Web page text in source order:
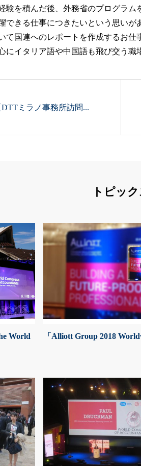
験を積んだ後、外務省のプログラ
できる仕事につきたいという思いが
て国連へのレポートを作成するお
にイタリア語や中国語も飛び交う職
ミラノ事務所訪問...
トピック
World
「Alliott Group 2018